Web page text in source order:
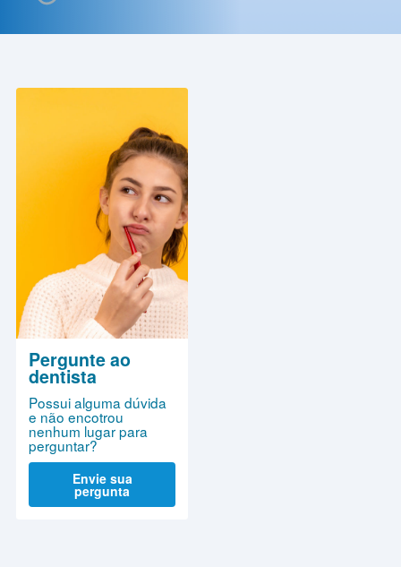
de
Pergunte ao
dentista
Possui alguma dúvida
e não encotrou
nenhum lugar para
perguntar?
Envie sua
pergunta